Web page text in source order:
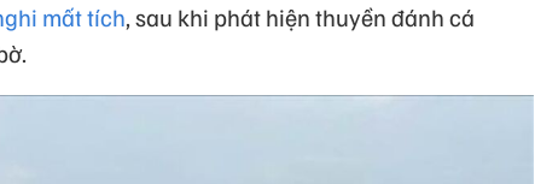
mất tích, sau khi phát hiện thuyền đánh cá